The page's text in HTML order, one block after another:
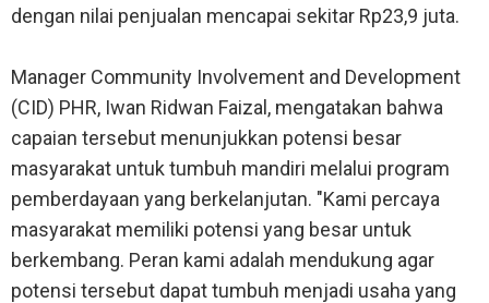
dengan nilai penjualan mencapai sekitar Rp23,9 juta.
Manager Community Involvement and Development
(CID) PHR, Iwan Ridwan Faizal, mengatakan bahwa
capaian tersebut menunjukkan potensi besar
masyarakat untuk tumbuh mandiri melalui program
pemberdayaan yang berkelanjutan. "Kami percaya
masyarakat memiliki potensi yang besar untuk
berkembang. Peran kami adalah mendukung agar
potensi tersebut dapat tumbuh menjadi usaha yang